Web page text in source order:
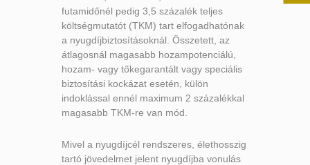
futamidőnél pedig 3,5 százalék teljes
költségmutatót (TKM) tart elfogadhatónak
a nyugdíjbiztosításoknál. Összetett, az
átlagosnál magasabb hozampotenciálú,
hozam- vagy tőkegarantált vagy speciális
biztosítási kockázat esetén, külön
indoklással ennél maximum 2 százalékkal
magasabb TKM-re van mód.
Mivel a nyugdíjcél rendszeres, élethosszig
tartó jövedelmet jelent nyugdíjba vonulás